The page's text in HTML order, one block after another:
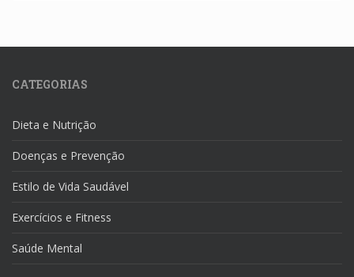
CATEGORIAS
Dieta e Nutrição
Doenças e Prevenção
Estilo de Vida Saudável
Exercícios e Fitness
Saúde Mental